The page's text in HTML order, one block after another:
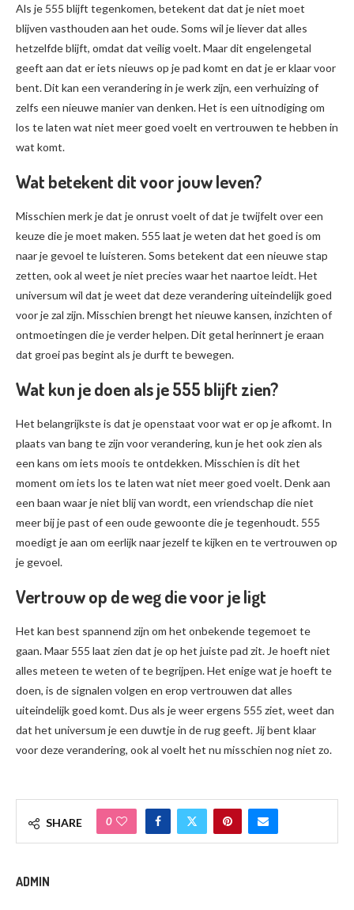
Als je 555 blijft tegenkomen, betekent dat dat je niet moet
blijven vasthouden aan het oude. Soms wil je liever dat alles
hetzelfde blijft, omdat dat veilig voelt. Maar dit engelengetal
geeft aan dat er iets nieuws op je pad komt en dat je er klaar voor
bent. Dit kan een verandering in je werk zijn, een verhuizing of
zelfs een nieuwe manier van denken. Het is een uitnodiging om
los te laten wat niet meer goed voelt en vertrouwen te hebben in
wat komt.
Wat betekent dit voor jouw leven?
Misschien merk je dat je onrust voelt of dat je twijfelt over een
keuze die je moet maken. 555 laat je weten dat het goed is om
naar je gevoel te luisteren. Soms betekent dat een nieuwe stap
zetten, ook al weet je niet precies waar het naartoe leidt. Het
universum wil dat je weet dat deze verandering uiteindelijk goed
voor je zal zijn. Misschien brengt het nieuwe kansen, inzichten of
ontmoetingen die je verder helpen. Dit getal herinnert je eraan
dat groei pas begint als je durft te bewegen.
Wat kun je doen als je 555 blijft zien?
Het belangrijkste is dat je openstaat voor wat er op je afkomt. In
plaats van bang te zijn voor verandering, kun je het ook zien als
een kans om iets moois te ontdekken. Misschien is dit het
moment om iets los te laten wat niet meer goed voelt. Denk aan
een baan waar je niet blij van wordt, een vriendschap die niet
meer bij je past of een oude gewoonte die je tegenhoudt. 555
moedigt je aan om eerlijk naar jezelf te kijken en te vertrouwen op
je gevoel.
Vertrouw op de weg die voor je ligt
Het kan best spannend zijn om het onbekende tegemoet te
gaan. Maar 555 laat zien dat je op het juiste pad zit. Je hoeft niet
alles meteen te weten of te begrijpen. Het enige wat je hoeft te
doen, is de signalen volgen en erop vertrouwen dat alles
uiteindelijk goed komt. Dus als je weer ergens 555 ziet, weet dan
dat het universum je een duwtje in de rug geeft. Jij bent klaar
voor deze verandering, ook al voelt het nu misschien nog niet zo.
SHARE 0
ADMIN